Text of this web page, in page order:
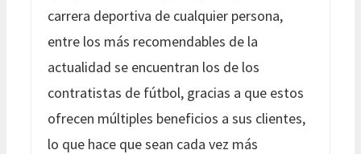
carrera deportiva de cualquier persona,
entre los más recomendables de la
actualidad se encuentran los de los
contratistas de fútbol, gracias a que estos
ofrecen múltiples beneficios a sus clientes,
lo que hace que sean cada vez más